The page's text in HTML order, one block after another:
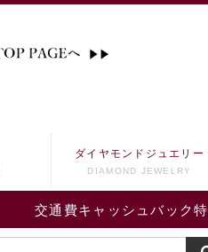
交通費キャッシュバック
ダイヤモンドジュエリー
DIAMOND JEWELRY